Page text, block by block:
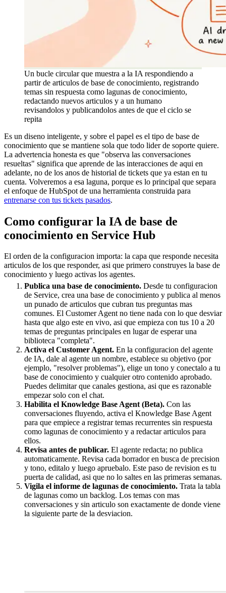
Un bucle circular que muestra a la IA respondiendo a
partir de articulos de base de conocimiento, registrando
temas sin respuesta como lagunas de conocimiento,
redactando nuevos articulos y a un humano
revisandolos y publicandolos antes de que el ciclo se
repita
Es un diseno inteligente, y sobre el papel es el tipo de base de
conocimiento que se mantiene sola que todo lider de soporte quiere.
La advertencia honesta es que "observa las conversaciones
resueltas" significa que aprende de las interacciones de aqui en
adelante, no de los anos de historial de tickets que ya estan en tu
cuenta. Volveremos a esa laguna, porque es lo principal que separa
el enfoque de HubSpot de una herramienta construida para
entrenarse con tus tickets pasados.
Como configurar la IA de base de
conocimiento en Service Hub
El orden de la configuracion importa: la capa que responde necesita
articulos de los que responder, asi que primero construyes la base de
conocimiento y luego activas los agentes.
Publica una base de conocimiento. Desde tu configuracion
de Service, crea una base de conocimiento y publica al menos
un punado de articulos que cubran tus preguntas mas
comunes. El Customer Agent no tiene nada con lo que desviar
hasta que algo este en vivo, asi que empieza con tus 10 a 20
temas de preguntas principales en lugar de esperar una
biblioteca "completa".
Activa el Customer Agent. En la configuracion del agente
de IA, dale al agente un nombre, establece su objetivo (por
ejemplo, "resolver problemas"), elige un tono y conectalo a tu
base de conocimiento y cualquier otro contenido aprobado.
Puedes delimitar que canales gestiona, asi que es razonable
empezar solo con el chat.
Habilita el Knowledge Base Agent (Beta). Con las
conversaciones fluyendo, activa el Knowledge Base Agent
para que empiece a registrar temas recurrentes sin respuesta
como lagunas de conocimiento y a redactar articulos para
ellos.
Revisa antes de publicar. El agente redacta; no publica
automaticamente. Revisa cada borrador en busca de precision
y tono, editalo y luego apruebalo. Este paso de revision es tu
puerta de calidad, asi que no lo saltes en las primeras semanas.
Vigila el informe de lagunas de conocimiento. Trata la tabla
de lagunas como un backlog. Los temas con mas
conversaciones y sin articulo son exactamente de donde viene
la siguiente parte de la desviacion.